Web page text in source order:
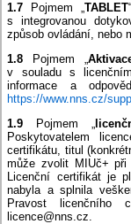
1.7 Pojmem „TABLET
s integrovanou
způsob ovládání, nebo
1.8 Pojmem „
v souladu s
informace a
https://www.nns.cz/
1.9 Pojmem „
Poskytovatelem
certifikátu, titul
může zvolit MIUč+ při
Licenční certifikát je
nabyla a splnila
Pravost licenčního
licence@nns.cz.